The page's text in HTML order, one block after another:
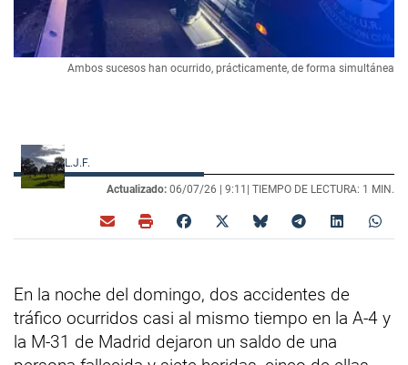
Ambos sucesos han ocurrido, prácticamente, de forma simultánea
L.J.F.
Actualizado: 06/07/26 | 9:11 | TIEMPO DE LECTURA: 1 MIN.
En la noche del domingo, dos accidentes de
tráfico ocurridos casi al mismo tiempo en la A-4 y
la M-31 de Madrid dejaron un saldo de una